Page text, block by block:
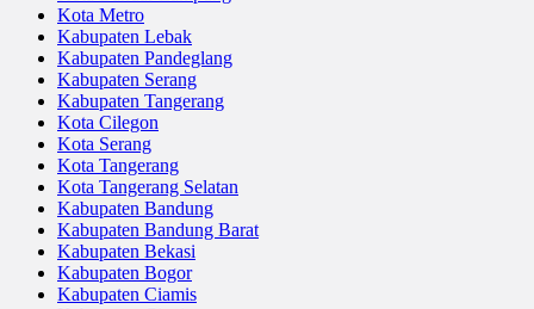
Kota Metro
Kabupaten Lebak
Kabupaten Pandeglang
Kabupaten Serang
Kabupaten Tangerang
Kota Cilegon
Kota Serang
Kota Tangerang
Kota Tangerang Selatan
Kabupaten Bandung
Kabupaten Bandung Barat
Kabupaten Bekasi
Kabupaten Bogor
Kabupaten Ciamis